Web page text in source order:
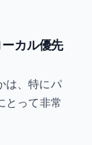
カル優先
は、特にパ
とって非常